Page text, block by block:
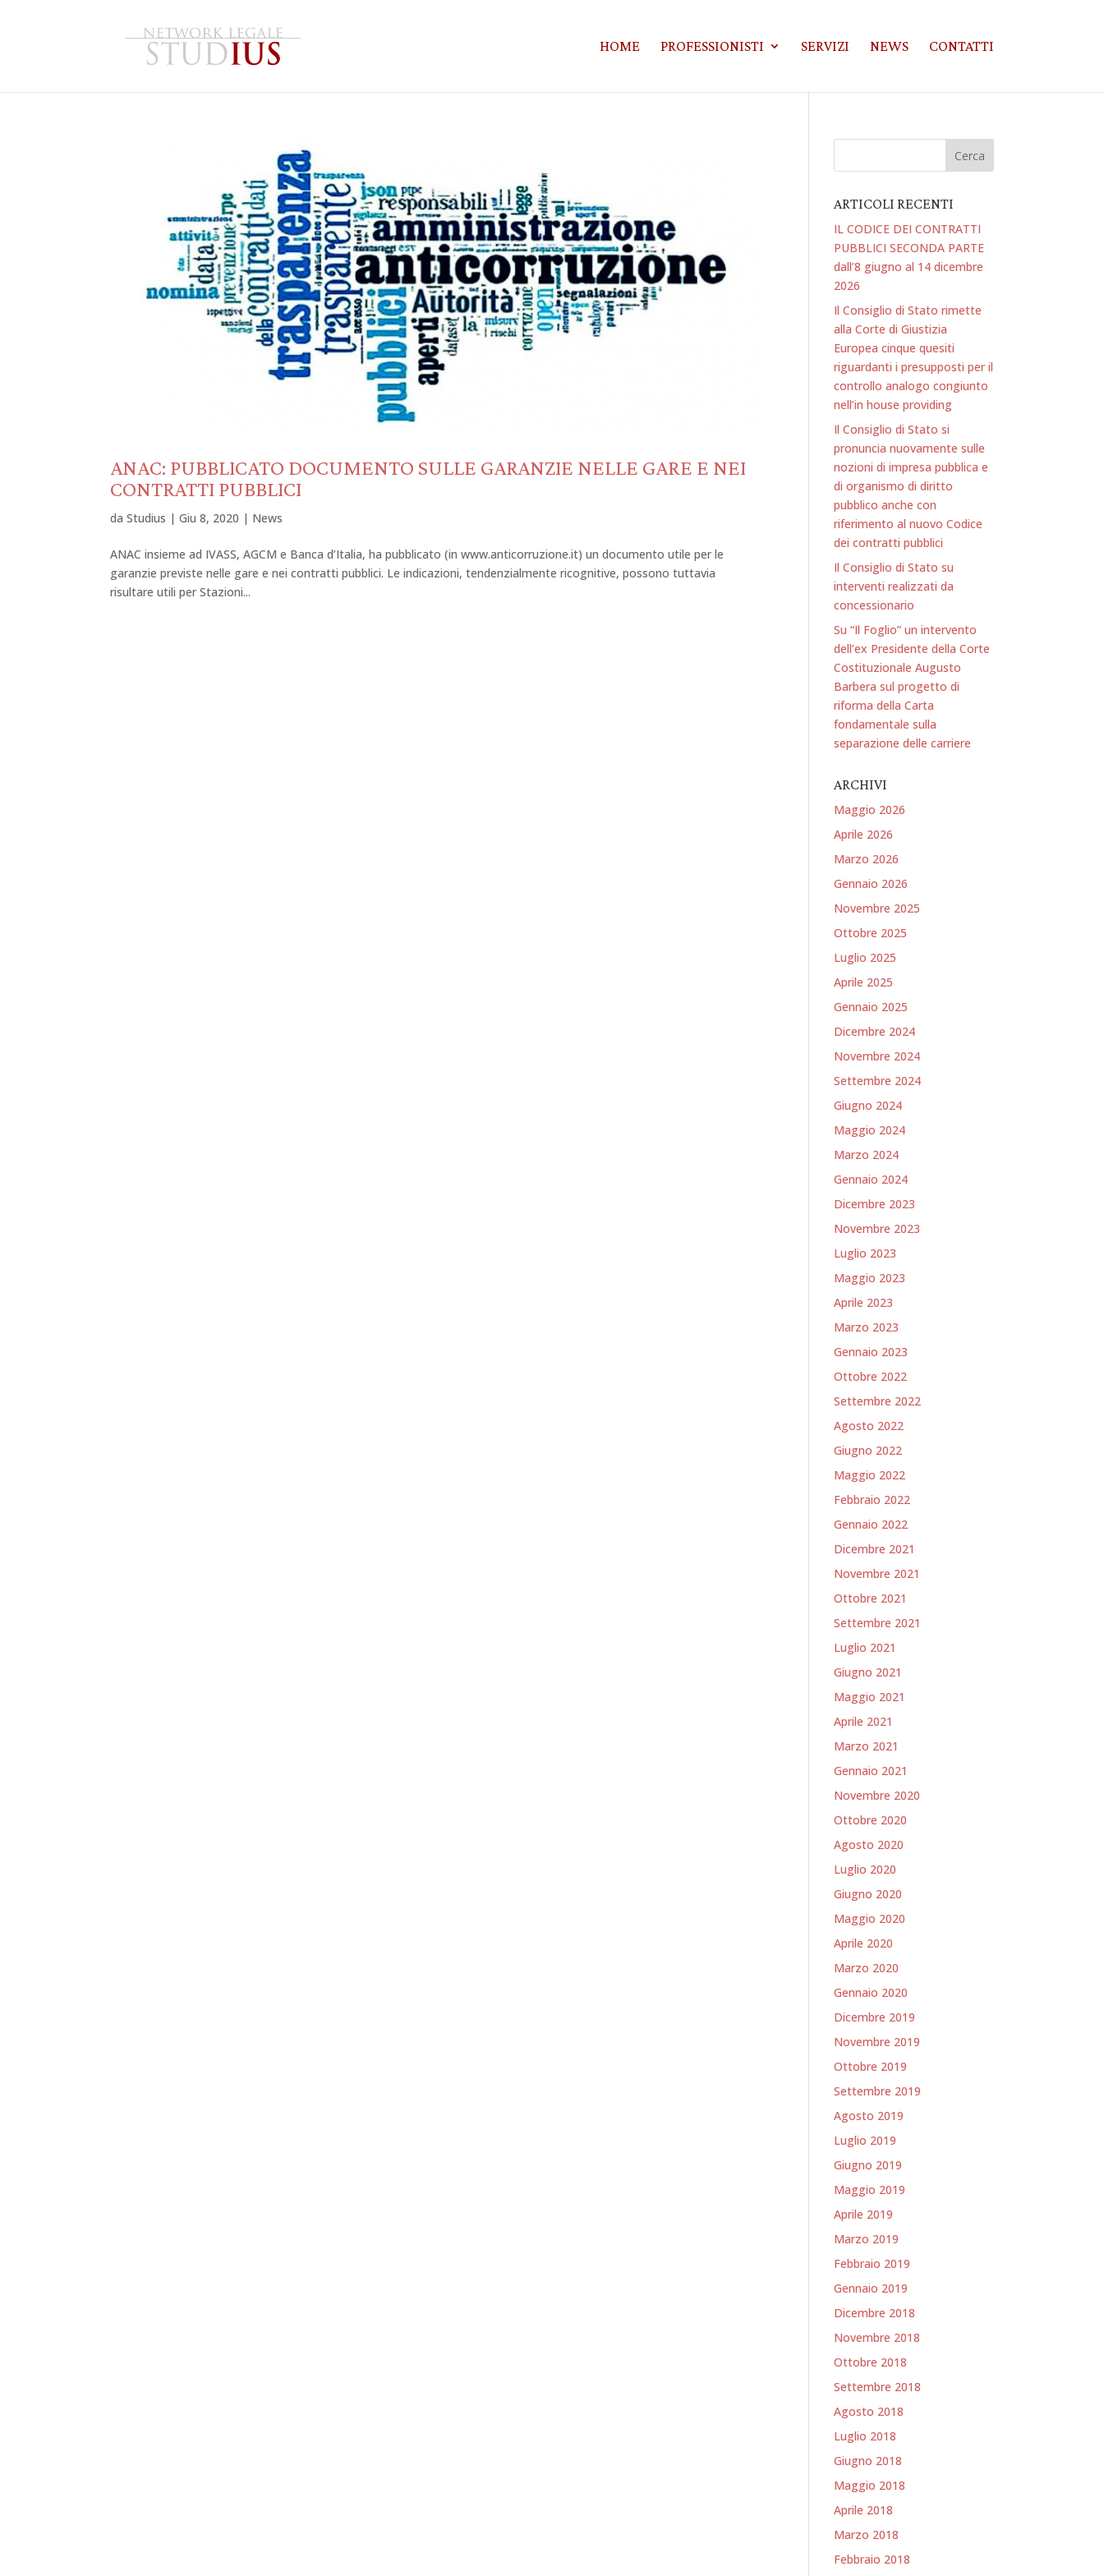
HOME PROFESSIONISTI SERVIZI NEWS CONTATTI
ANAC: PUBBLICATO DOCUMENTO SULLE GARANZIE NELLE GARE E NEI
CONTRATTI PUBBLICI
daStudius |Giu 8, 2020 | News
ANAC insieme ad IVASS, AGCM e Banca d’Italia, ha pubblicato (in www.anticorruzione.it) un documento utile per le
garanzie previste nelle gare e nei contratti pubblici. Le indicazioni, tendenzialmente ricognitive, possono tuttavia
risultare utili per Stazioni...
ARTICOLI RECENTI
IL CODICE DEI CONTRATTI
PUBBLICI SECONDA PARTE
dall’8 giugno al 14 dicembre
2026
Il Consiglio di Stato rimette
alla Corte di Giustizia
Europea cinque quesiti
riguardanti i presupposti per il
controllo analogo congiunto
nell’in house providing
Il Consiglio di Stato si
pronuncia nuovamente sulle
nozioni di impresa pubblica e
di organismo di diritto
pubblico anche con
riferimento al nuovo Codice
dei contratti pubblici
Il Consiglio di Stato su
interventi realizzati da
concessionario
Su “Il Foglio” un intervento
dell’ex Presidente della Corte
Costituzionale Augusto
Barbera sul progetto di
riforma della Carta
fondamentale sulla
separazione delle carriere
ARCHIVI
Maggio 2026
Aprile 2026
Marzo 2026
Gennaio 2026
Novembre 2025
Ottobre 2025
Luglio 2025
Aprile 2025
Gennaio 2025
Dicembre 2024
Novembre 2024
Settembre 2024
Giugno 2024
Maggio 2024
Marzo 2024
Gennaio 2024
Dicembre 2023
Novembre 2023
Luglio 2023
Maggio 2023
Aprile 2023
Marzo 2023
Gennaio 2023
Ottobre 2022
Settembre 2022
Agosto 2022
Giugno 2022
Maggio 2022
Febbraio 2022
Gennaio 2022
Dicembre 2021
Novembre 2021
Ottobre 2021
Settembre 2021
Luglio 2021
Giugno 2021
Maggio 2021
Aprile 2021
Marzo 2021
Gennaio 2021
Novembre 2020
Ottobre 2020
Agosto 2020
Luglio 2020
Giugno 2020
Maggio 2020
Aprile 2020
Marzo 2020
Gennaio 2020
Dicembre 2019
Novembre 2019
Ottobre 2019
Settembre 2019
Agosto 2019
Luglio 2019
Giugno 2019
Maggio 2019
Aprile 2019
Marzo 2019
Febbraio 2019
Gennaio 2019
Dicembre 2018
Novembre 2018
Ottobre 2018
Settembre 2018
Agosto 2018
Luglio 2018
Giugno 2018
Maggio 2018
Aprile 2018
Marzo 2018
Febbraio 2018